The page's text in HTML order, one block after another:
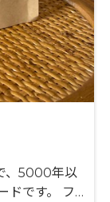
、5000年以
ドです。 フ